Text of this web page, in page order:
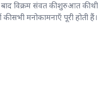
विक्रम संवत की शुरुआत की
सभी मनोकामनाएँ पूरी होती हैं।